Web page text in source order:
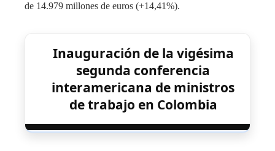
de 14.979 millones de euros (+14,41%).
Inauguración de la vigésima
segunda conferencia
interamericana de ministros
de trabajo en Colombia